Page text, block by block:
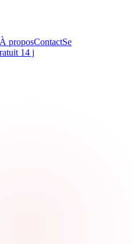
À proposContactSe
14 j